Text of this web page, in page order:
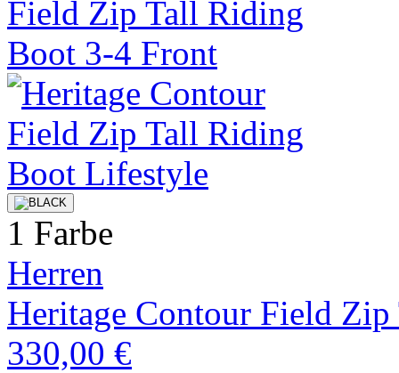
1 Farbe
Herren
Heritage Contour Field
330,00 €